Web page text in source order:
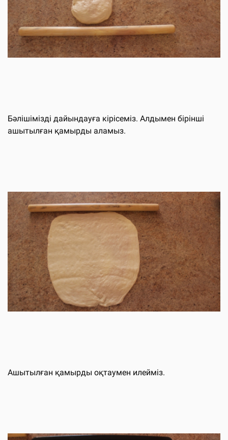
Бәлішімізді дайындауға кірісеміз. Алдымен бірінші
ашытылған қамырды аламыз.
Ашытылған қамырды оқтаумен илейміз.